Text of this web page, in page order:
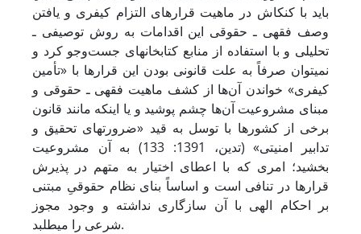
باید با کنکاش در ماهیت قرارهای التزام کیفری و یافتن
وصف فقهی ـ حقوقی این اقدامات به روش توصیفی ـ
تحلیلی و با استفاده از منابع کتابخانه‏ای جست‌وجو کرد و
نمی‏توان صرفاً به علت قانونی بودن این قرارها با «تأمین
کیفری» خواندن آن‌ها از کشف ماهیت فقهی ـ حقوقی و
مبنای مشروعیت آن‌ها چشم پوشید و یا اینکه مانند قانون
برخی از کشورها با توسل به قید «ضرورت‏های تحقیق و
تدابیر امنیتی» (تدین، 1391: 133) به آن مشروعیت
بخشید؛ امری که با اعطای اختیار به متهم در پذیرش
قرارها در تنافی است و اساساً بنای نظام حقوقیِ مبتنی
بر احکام الهی با آن سازگاری نداشته و وجود مجوز
شرعی را می‏طلبد.